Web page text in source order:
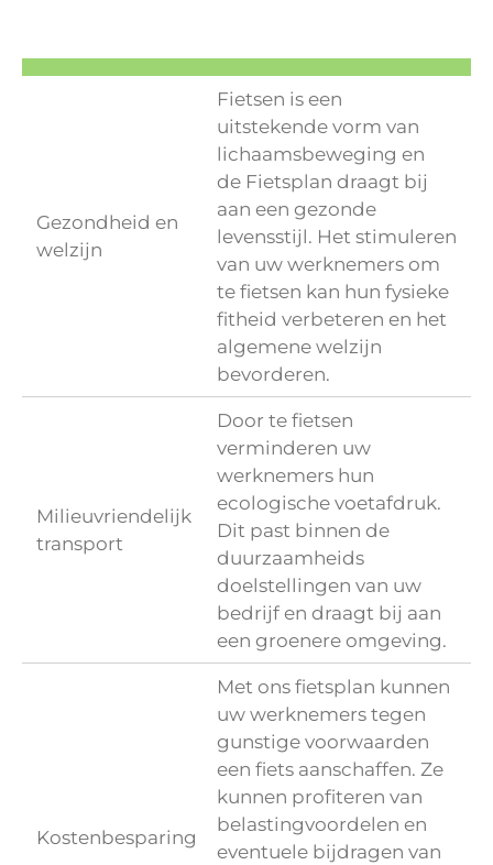
Gezondheid en
welzijn
Fietsen is een
uitstekende vorm van
lichaamsbeweging en
de Fietsplan draagt bij
aan een gezonde
levensstijl. Het stimuleren
van uw werknemers om
te fietsen kan hun fysieke
fitheid verbeteren en het
algemene welzijn
bevorderen.
Milieuvriendelijk
transport
Door te fietsen
verminderen uw
werknemers hun
ecologische voetafdruk.
Dit past binnen de
duurzaamheids
doelstellingen van uw
bedrijf en draagt bij aan
een groenere omgeving.
Kostenbesparing
Met ons fietsplan kunnen
uw werknemers tegen
gunstige voorwaarden
een fiets aanschaffen. Ze
kunnen profiteren van
belastingvoordelen en
eventuele bijdragen van